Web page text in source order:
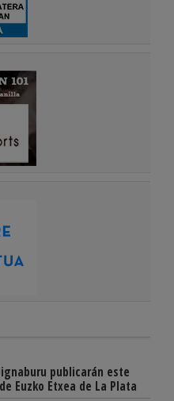
publicarán este
Euzko Etxea de La Plata